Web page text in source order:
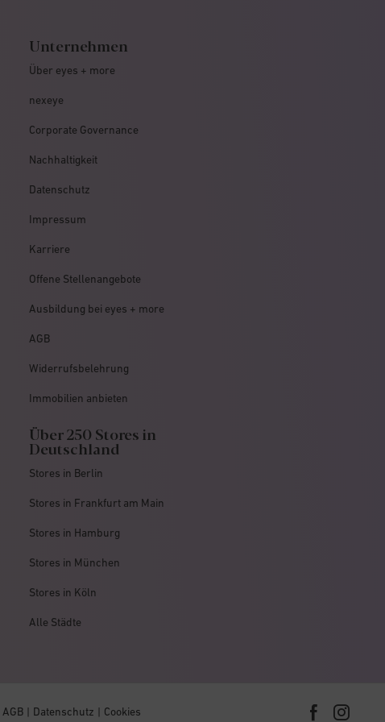
Unternehmen
Über eyes + more
nexeye
Corporate Governance
Nachhaltigkeit
Datenschutz
Impressum
Karriere
Offene Stellenangebote
Ausbildung bei eyes + more
AGB
Widerrufsbelehrung
Immobilien anbieten
Über 250 Stores in
Deutschland
Stores in Berlin
Stores in Frankfurt am Main
Stores in Hamburg
Stores in München
Stores in Köln
Alle Städte
AGB Datenschutz Cookies